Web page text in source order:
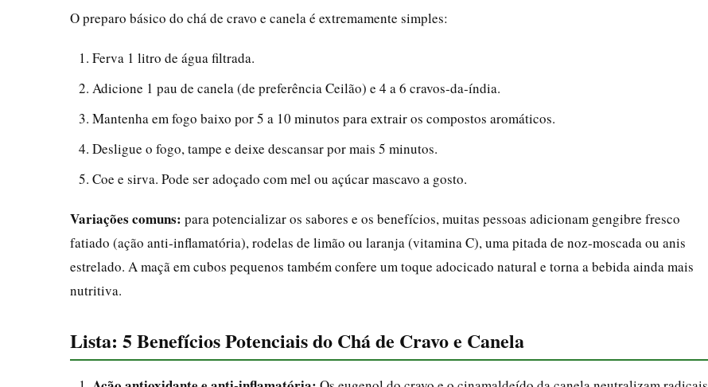
O preparo básico do chá de cravo e canela é extremamente simples:
Ferva 1 litro de água filtrada.
Adicione 1 pau de canela (de preferência Ceilão) e 4 a 6 cravos‑da‑índia.
Mantenha em fogo baixo por 5 a 10 minutos para extrair os compostos aromáticos.
Desligue o fogo, tampe e deixe descansar por mais 5 minutos.
Coe e sirva. Pode ser adoçado com mel ou açúcar mascavo a gosto.
Variações comuns: para potencializar os sabores e os benefícios, muitas pessoas adicionam gengibre fresco
fatiado (ação anti‑inflamatória), rodelas de limão ou laranja (vitamina C), uma pitada de noz‑moscada ou anis
estrelado. A maçã em cubos pequenos também confere um toque adocicado natural e torna a bebida ainda mais
nutritiva.
Lista: 5 Benefícios Potenciais do Chá de Cravo e Canela